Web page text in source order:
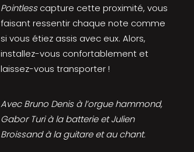
Pointlesscapture cette proximité, vous
faisant ressentir chaque note comme
si vous étiez assis avec eux. Alors,
installez-vous confortablement et
laissez-vous transporter !
Avec Bruno Denis à l’orgue hammond,
Gabor Turi à la batterie et Julien
Broissand à la guitare et au chant.